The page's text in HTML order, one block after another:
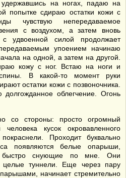
на ногах, падаю на
попытке сдираю остатки кожи с
чувствую непередаваемое
с воздухом, а затем вновь
удвоенной силой продолжает
упоением начинаю
на одной, а затем на другой.
кожу с ног. Встаю на ноги и
В какой-то момент руки
остатки кожи с позвоночника.
долгожданное облегчение. Огонь
со стороны: просто огромный
кусок окровавленного
Проходит буквально
появляются белые опарыши,
быстро снующие по мне. Они
туннели. Еще через пару
начинает стремительно